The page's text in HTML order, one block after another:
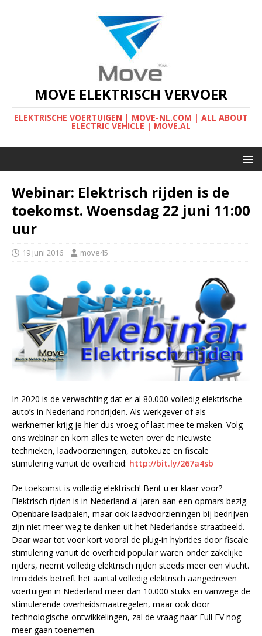
MOVE ELEKTRISCH VERVOER
ELEKTRISCHE VOERTUIGEN | MOVE-NL.COM | ALL ABOUT
ELECTRIC VEHICLE | MOVE.AL
Webinar: Elektrisch rijden is de
toekomst. Woensdag 22 juni 11:00
uur
19 juni 2016 move45
In 2020 is de verwachting dat er al 80.000 volledig elektrische
auto’s in Nederland rondrijden. Als werkgever of als
werknemer krijg je hier dus vroeg of laat mee te maken. Volg
ons webinar en kom alles te weten over de nieuwste
technieken, laadvoorzieningen, autokeuze en fiscale
stimulering vanuit de overheid: http://bit.ly/267a4sb
De toekomst is volledig elektrisch! Bent u er klaar voor?
Elektrisch rijden is in Nederland al jaren aan een opmars bezig.
Openbare laadpalen, maar ook laadvoorzieningen bij bedrijven
zijn niet meer weg te denken uit het Nederlandse straatbeeld.
Daar waar tot voor kort vooral de plug-in hybrides door fiscale
stimulering vanuit de overheid populair waren onder zakelijke
rijders, neemt volledig elektrisch rijden steeds meer een vlucht.
Inmiddels betreft het aantal volledig elektrisch aangedreven
voertuigen in Nederland meer dan 10.000 stuks en vanwege de
stimulerende overheidsmaatregelen, maar ook door
technologische ontwikkelingen, zal de vraag naar Full EV nog
meer gaan toenemen.